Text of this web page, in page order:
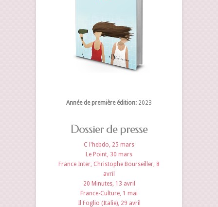
Année de première édition: 2023
Dossier de presse
C l'hebdo, 25 mars
Le Point, 30 mars
France Inter, Christophe Bourseiller, 8
avril
20 Minutes, 13 avril
France-Culture, 1 mai
Il Foglio (Italie), 29 avril